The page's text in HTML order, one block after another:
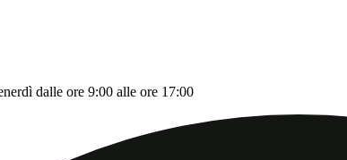
dalle ore 9:00 alle ore 17:00